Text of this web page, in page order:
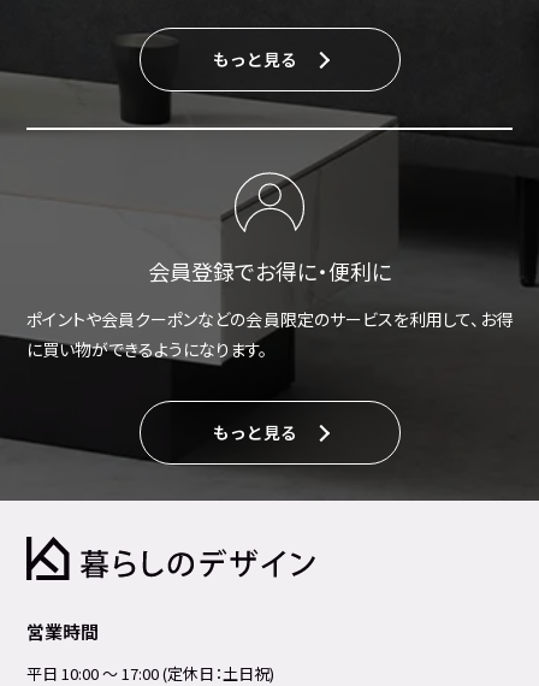
もっと見る
会員登録でお得に・便利に
ポイントや会員クーポンなどの会員限定のサービスを利用して、お得
に買い物ができるようになります。
もっと見る
営業時間
平日 10:00 ～ 17:00 (定休日：土日祝)